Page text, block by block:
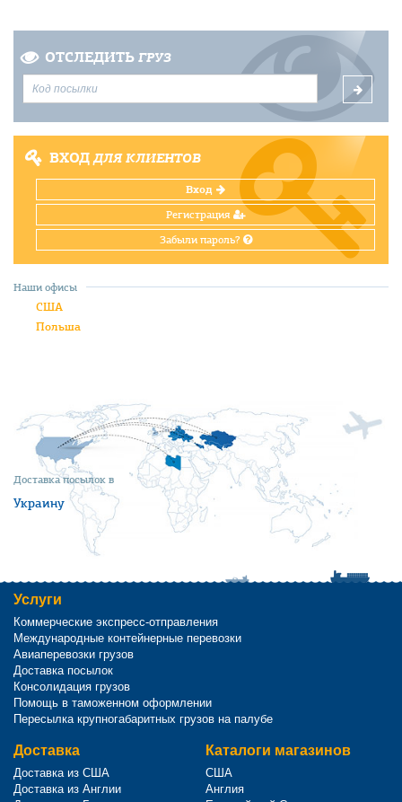
ОТСЛЕДИТЬ ГРУЗ
ВХОДДЛЯ КЛИЕНТОВ
Вход
Регистрация
Забыли пароль?
Доставка посылок в
Украину
Наши офисы
США
Польша
Услуги
Коммерческие экспресс-отправления
Международные контейнерные перевозки
Авиаперевозки грузов
Доставка посылок
Консолидация грузов
Помощь в таможенном оформлении
Пересылка крупногабаритных грузов на палубе
Доставка
Доставка из США
Доставка из Англии
Каталоги магазинов
США
Англия